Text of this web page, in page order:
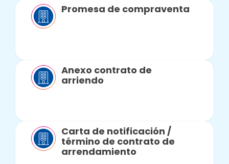
Promesa de compraventa
Anexo contrato de
arriendo
Carta de notificación /
término de contrato de
arrendamiento